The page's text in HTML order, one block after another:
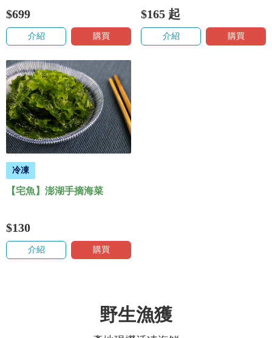
$699
介紹 購買
$165 起
介紹 購買
冷凍
【宅魚】澎湖手摘海菜
$130
介紹 購買
野生漁獲